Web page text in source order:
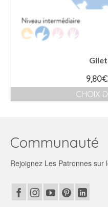
9,80€
CHOIX
Communauté
Rejoignez Les Patronnes sur